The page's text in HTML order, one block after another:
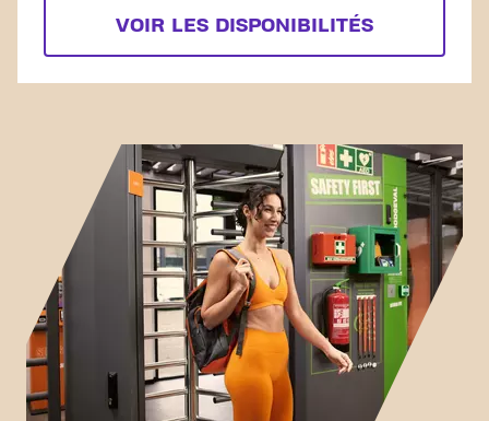
VOIR LES DISPONIBILITÉS